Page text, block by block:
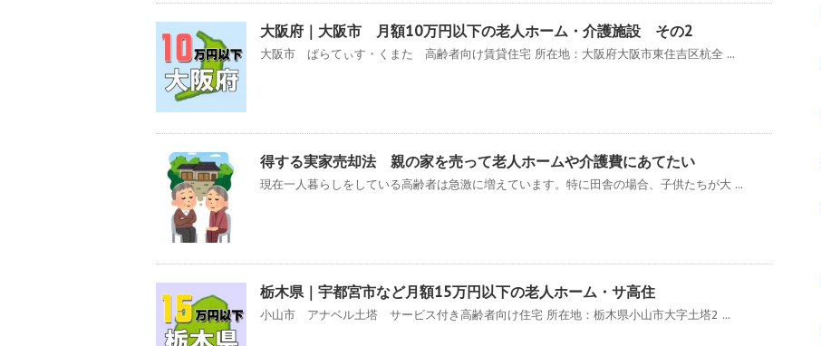
大阪府｜大阪市 月額10万円以下の老人ホーム・介護施設 その2
大阪市 ぱらてぃす・くまた 高齢者向け賃貸住宅 所在地：大阪府大阪市東住吉区杭全 ...
得する実家売却法 親の家を売って老人ホームや介護費にあてたい
現在一人暮らしをしている高齢者は急激に増えています。特に田舎の場合、子供たちが大 ...
栃木県｜宇都宮市など月額15万円以下の老人ホーム・サ高住
小山市 アナベル土塔 サービス付き高齢者向け住宅 所在地：栃木県小山市大字土塔2 ...